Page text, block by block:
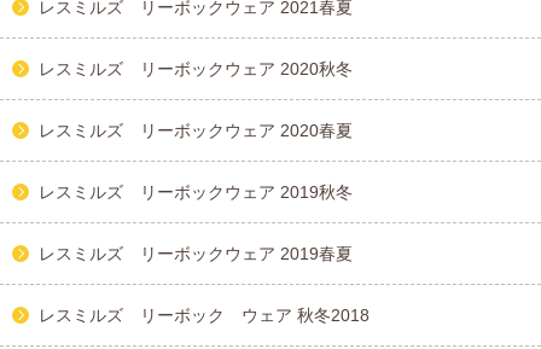
レスミルズ リーボックウェア 2021春夏
レスミルズ リーボックウェア 2020秋冬
レスミルズ リーボックウェア 2020春夏
レスミルズ リーボックウェア 2019秋冬
レスミルズ リーボックウェア 2019春夏
レスミルズ リーボック ウェア 秋冬2018